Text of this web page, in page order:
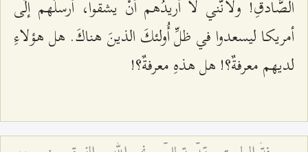
الصَّادقِ! ولأنَّني لا أُريدُهم أَنْ يشقوا، أُرسلُهم إلَى
أمريكا ليسعدوا في ظلِّ أُولئكَ الذينَ هناكَ. هل هؤلاءِ
لديهم معرفةٌ؟! هل هذهِ معرفةٌ؟!